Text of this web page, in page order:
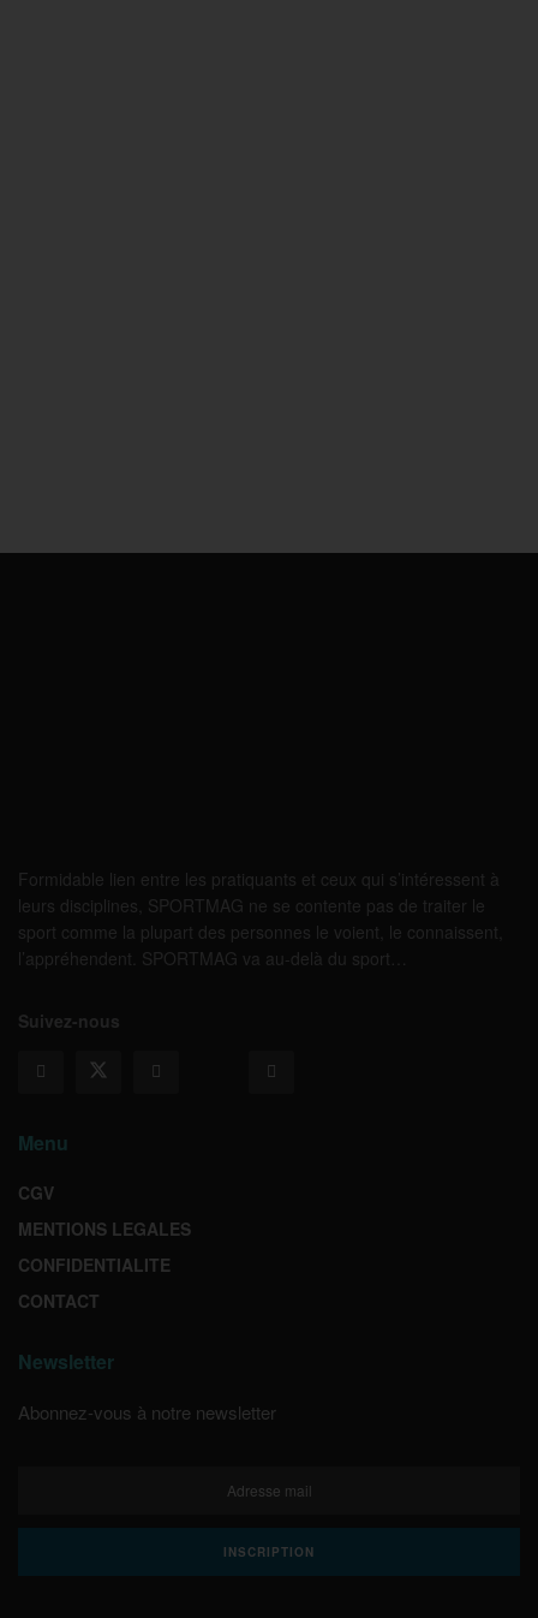
Formidable lien entre les pratiquants et ceux qui s’intéressent à
leurs disciplines, SPORTMAG ne se contente pas de traiter le
sport comme la plupart des personnes le voient, le connaissent,
l’appréhendent. SPORTMAG va au-delà du sport…
Suivez-nous
Menu
CGV
MENTIONS LEGALES
CONFIDENTIALITE
CONTACT
Newsletter
Abonnez-vous à notre newsletter